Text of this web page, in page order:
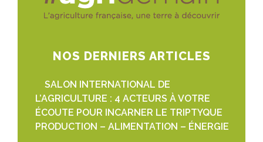
NOS DERNIERS ARTICLES
SALON INTERNATIONAL DE
L’AGRICULTURE : 4 ACTEURS À VOTRE
ÉCOUTE POUR INCARNER LE TRIPTYQUE
PRODUCTION – ALIMENTATION – ÉNERGIE